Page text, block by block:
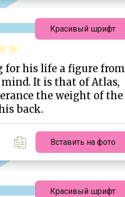
for his life a figure from
It is that of Atlas,
the weight of the
back.
Вставить на фото
Красивый шрифт
Красивый шрифт